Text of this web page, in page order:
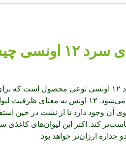
چیست؟
لیوان‌های کاغذی سرد ۱۲ اونسی نوعی
سرد دیگری استفاده می‌شود. ۱۲
آن وجود دارد تا از نشت در حین
جداره ارزان‌تر خواهد بود.